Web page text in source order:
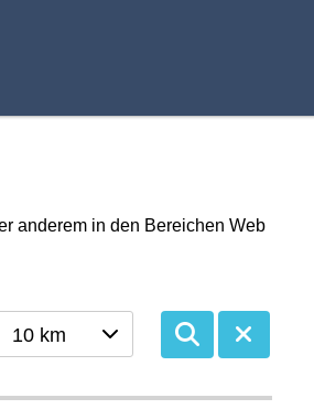
anderem in den Bereichen Web
10 km